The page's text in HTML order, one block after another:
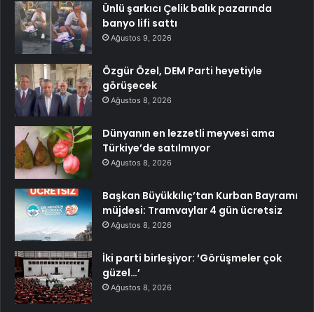
Ünlü şarkıcı Çelik balık pazarında
banyo lifi sattı
Ağustos 9, 2026
Özgür Özel, DEM Parti heyetiyle
görüşecek
Ağustos 8, 2026
Dünyanın en lezzetli meyvesi ama
Türkiye’de satılmıyor
Ağustos 8, 2026
Başkan Büyükkılıç’tan Kurban Bayramı
müjdesi: Tramvaylar 4 gün ücretsiz
Ağustos 8, 2026
İki parti birleşiyor: ‘Görüşmeler çok
güzel…’
Ağustos 8, 2026